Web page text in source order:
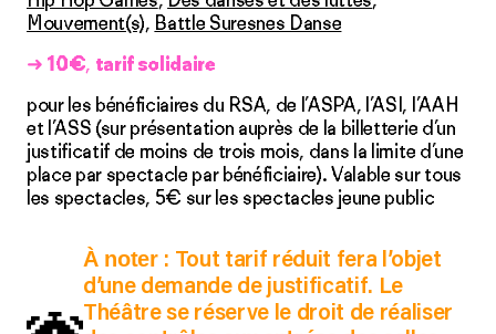
Mouvement(s), Battle Suresnes Danse
➜ 10€, tarif solidaire
pour les bénéficiaires du RSA, de l’ASPA, l’ASI, l’AAH
et l’ASS (sur présentation auprès de la billetterie d’un
justificatif de moins de trois mois, dans la limite d’une
place par spectacle par bénéficiaire). Valable sur tous
les spectacles, 5€ sur les spectacles jeune public
À noter: Tout tarif réduit fera l’objet
d’une demande de justificatif. Le
Théâtre se réserve le droit de réaliser